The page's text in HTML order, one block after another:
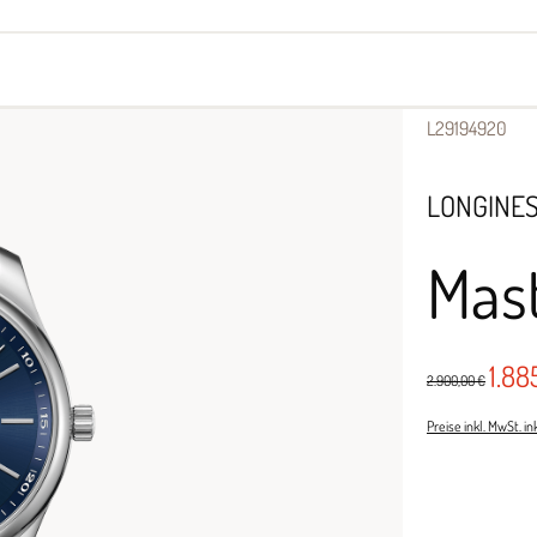
L29194920
2.900,00 €
Preise inkl. MwSt.